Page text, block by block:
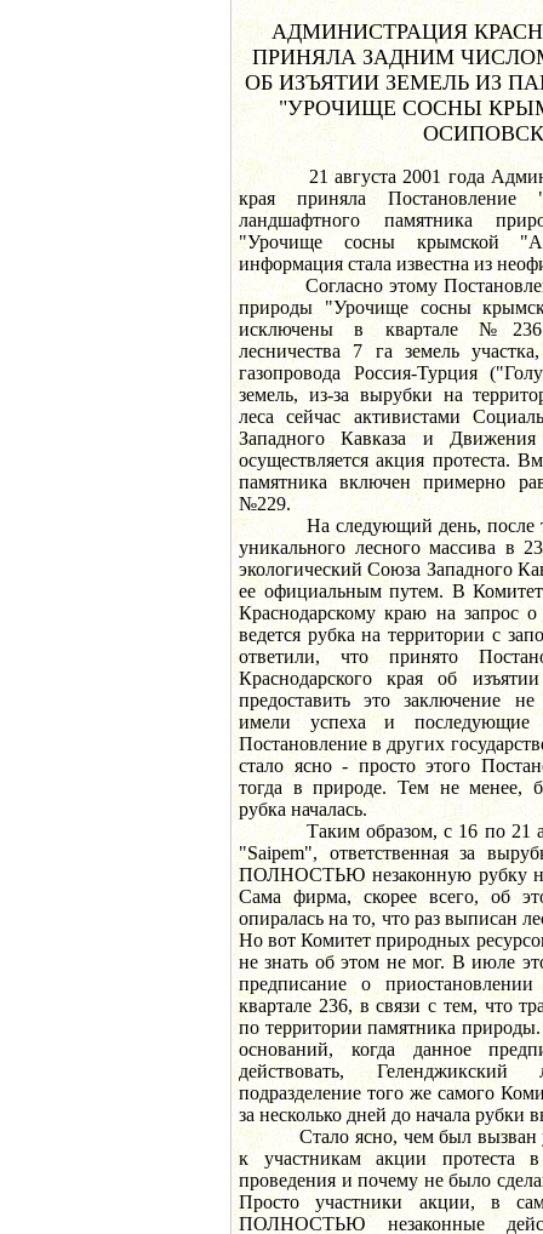
АДМИНИСТРАЦИЯ
ПРИНЯЛА ЗАДНИМ
ОБ ИЗЪЯТИИ ЗЕМЕЛЬ ИЗ
"УРОЧИЩЕ СОСНЫ
21 августа 2001 года
края приняла
ландшафтного памятника
"Урочище сосны крымской
информация стала известна из
Согласно этому
природы "Урочище сосны
исключены в квартале №236
лесничества 7 га земель
газопровода Россия-Турция
земель, из-за вырубки на
леса сейчас активистами
Западного Кавказа и
осуществляется акция протеста.
памятника включен примерно
№229.
На следующий день, после
уникального лесного массива в
экологический Союза Западного
ее официальным путем. В
Краснодарскому краю на запрос
ведется рубка на территории с
ответили, что принято
Краснодарского края об
предоставить это заключение
имели успеха и последующие
Постановление в других
стало ясно - просто этого
тогда в природе. Тем не менее,
рубка началась.
Таким образом, с 16 по 21
"Saipem", ответственная за
ПОЛНОСТЬЮ незаконную рубку на
Сама фирма, скорее всего, об
опиралась на то, что раз выписан
Но вот Комитет природных
не знать об этом не мог. В июле
предписание о
квартале 236, в связи с тем, что
по территории памятника
оснований, когда данное
действовать,
подразделение того же самого
за несколько дней до начала рубки
Стало ясно, чем был вызван
к участникам акции протеста
проведения и почему не было
Просто участники акции, в
ПОЛНОСТЬЮ незаконные